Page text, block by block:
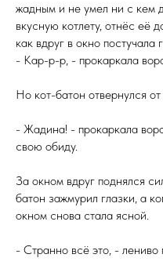
жадным и не умел ни с кем
вкусную котлету, отнёс её
как вдруг в окно постучала
- Кар-р-р, - прокаркала
Но кот-батон отвернулся
- Жадина! - прокаркала
свою обиду.
За окном вдруг поднялся
батон зажмурил глазки, а
окном снова стала ясной.
- Странно всё это, - лениво